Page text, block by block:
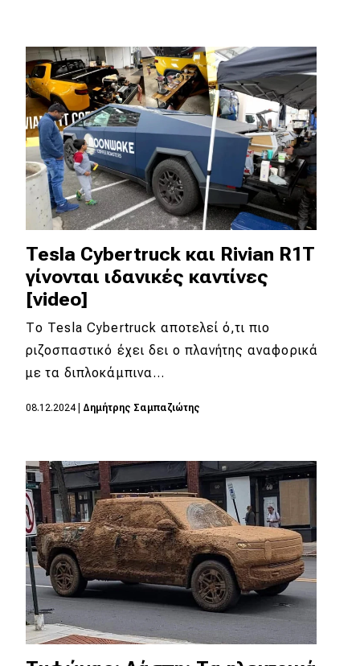
Νέα
Τεχνολογία
Mobility
Σταθμοί φόρτισης
Classic
Νέα
Παρουσιάσεις
DRIVE Away
Οδηγός αγοράς
Συμβουλές
Χρηστικά
Συμβουλές
ΚΤΕΟ
Οδική βοήθεια
Tesla Cybertruck και Rivian R1T
γίνονται ιδανικές καντίνες
[video]
Το Tesla Cybertruck αποτελεί ό,τι πιο
ριζοσπαστικό έχει δει ο πλανήτης αναφορικά
με τα διπλοκάμπινα…
08.12.2024| Δημήτρης Σαμπαζιώτης